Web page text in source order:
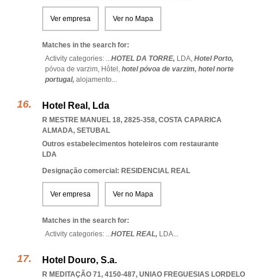
Ver empresa Ver no Mapa
Matches in the search for:
Activity categories: ...HOTEL DA TORRE, LDA, Hotel Porto,
póvoa de varzim, Hôtel, hotel póvoa de varzim, hotel norte
portugal, alojamento...
Hotel Real, Lda
R MESTRE MANUEL 18, 2825-358, COSTA CAPARICA
ALMADA, SETUBAL
Outros estabelecimentos hoteleiros com restaurante
LDA
Designação comercial: RESIDENCIAL REAL
Ver empresa Ver no Mapa
Matches in the search for:
Activity categories: ...HOTEL REAL, LDA...
Hotel Douro, S.a.
R MEDITAÇÃO 71, 4150-487, UNIAO FREGUESIAS LORDELO